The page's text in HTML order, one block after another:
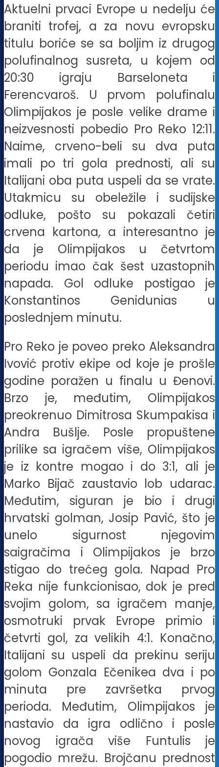
Aktuelni prvaci Evrope u nedelju će
braniti trofej, a za novu evropsku
titulu boriće se sa boljim iz drugog
polufinalnog susreta, u kojem od
20:30 igraju Barseloneta i
Ferencvaroš. U prvom polufinalu
Olimpijakos je posle velike drame i
neizvesnosti pobedio Pro Reko 12:11.
Naime, crveno-beli su dva puta
imali po tri gola prednosti, ali su
Italijani oba puta uspeli da se vrate.
Utakmicu su obeležile i sudijske
odluke, pošto su pokazali četiri
crvena kartona, a interesantno je
da je Olimpijakos u četvrtom
periodu imao čak šest uzastopnih
napada. Gol odluke postigao je
Konstantinos Genidunias u
poslednjem minutu.
Pro Reko je poveo preko Aleksandra
Ivović protiv ekipe od koje je prošle
godine poražen u finalu u Đenovi.
Brzo je, međutim, Olimpijakos
preokrenuo Dimitrosa Skumpakisa i
Andra Bušlje. Posle propuštene
prilike sa igračem više, Olimpijakos
je iz kontre mogao i do 3:1, ali je
Marko Bijač zaustavio lob udarac.
Međutim, siguran je bio i drugi
hrvatski golman, Josip Pavić, što je
unelo sigurnost njegovim
saigračima i Olimpijakos je brzo
stigao do trećeg gola. Napad Pro
Reka nije funkcionisao, dok je pred
svojim golom, sa igračem manje,
osmotruki prvak Evrope primio i
četvrti gol, za velikih 4:1. Konačno,
Italijani su uspeli da prekinu seriju
golom Gonzala Ečenikea dva i po
minuta pre završetka prvog
perioda. Međutim, Olimpijakos je
nastavio da igra odlično i posle
novog igrača više Funtulis je
pogodio mrežu. Brojčanu prednost